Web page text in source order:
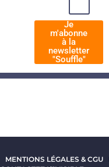
Je
m'abonne
à la
newsletter
"Souffle"
MENTIONS LÉGALES & CGU